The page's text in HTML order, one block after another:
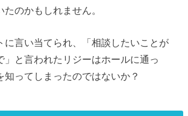
のかもしれません。
に言い当てられ、「相談したいことが
」と言われたリジーはホールに通っ
知ってしまったのではないか？